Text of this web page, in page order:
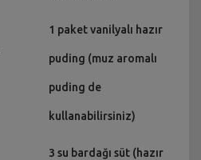
1 paket vanilyalı hazır
puding (muz aromalı
puding de
kullanabilirsiniz)
3 su bardağı süt (hazır